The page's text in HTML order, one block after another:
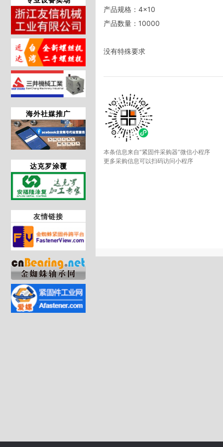
海外社媒推广
达克罗涂覆
友情链接
产品规格：4×10
产品数量：10000
没有特殊要求
本条信息来自“紧固件采购器”微信小程序
更多采购信息可以扫码访问小程序